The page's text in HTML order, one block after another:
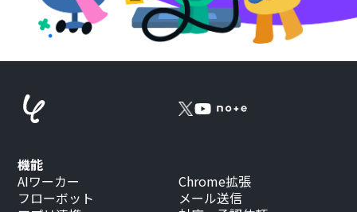
機能
AIワーカー
フローボット
Chrome拡張
メール送信